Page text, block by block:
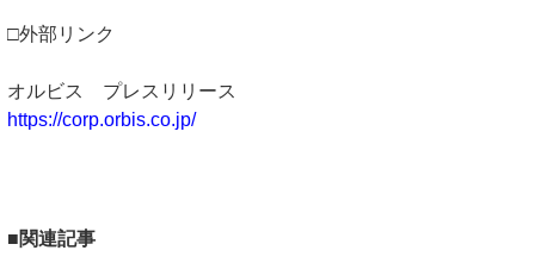
□外部リンク
オルビス プレスリリース
https://corp.orbis.co.jp/
■関連記事